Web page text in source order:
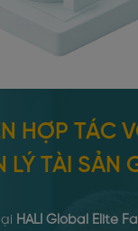
HỢP TÁC
LÝ TÀI SẢN
HALI Global Elite